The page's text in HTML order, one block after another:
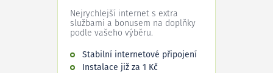
Nejrychlejší internet s extra
službami a bonusem na doplňky
podle vašeho výběru.
Stabilní internetové připojení
Instalace již za 1 Kč